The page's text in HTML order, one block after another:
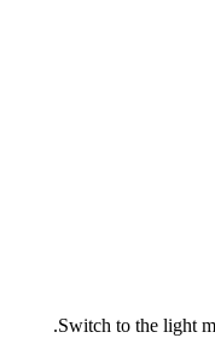
Switch to the light